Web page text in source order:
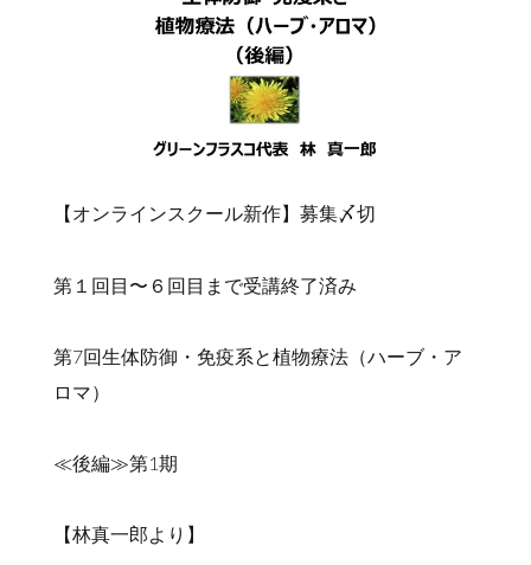
【オンラインスクール新作】募集〆切
第１回目〜６回目まで受講終了済み
第7回生体防御・免疫系と植物療法（ハーブ・ア
ロマ）
≪後編≫第1期
【林真一郎より】